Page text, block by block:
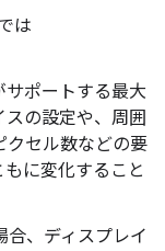
は
ポートする最大
の設定や、周囲
クセル数などの要
に変化すること
合、ディスプレイ